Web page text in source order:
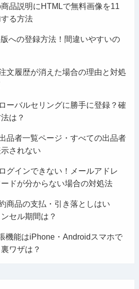
品説明にHTMLで無料画像を11
る方法
への登録方法！間違いやすいの
文履歴が消えた場合の理由と対処
ーバルセリングに勝手に登録？確
は？
品者一覧ページ・すべての出品者
されない
グインできない！メールアドレ
ドが分からない場合の対処法
商品の支払・引き落としはい
セル期間は？
機能はiPhone・Androidスマホで
ワザは？